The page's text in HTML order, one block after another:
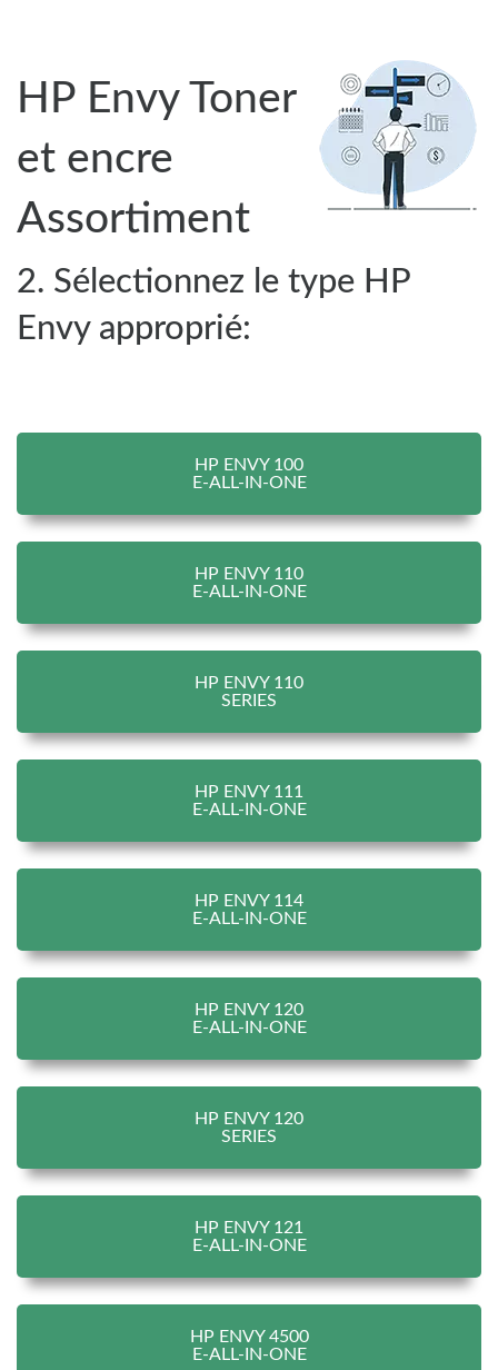
HP Envy Toner
et encre
Assortiment
2. Sélectionnez le type HP
Envy approprié:
HP ENVY 100
E-ALL-IN-ONE
HP ENVY 110
E-ALL-IN-ONE
HP ENVY 110
SERIES
HP ENVY 111
E-ALL-IN-ONE
HP ENVY 114
E-ALL-IN-ONE
HP ENVY 120
E-ALL-IN-ONE
HP ENVY 120
SERIES
HP ENVY 121
E-ALL-IN-ONE
HP ENVY 4500
E-ALL-IN-ONE